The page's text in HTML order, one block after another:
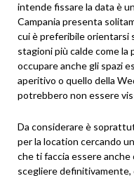
intende fissare la data è
Campania presenta
cui è preferibile orientarsi
stagioni più calde come la
occupare anche gli spazi
aperitivo o quello della
potrebbero non essere
Da considerare è
per la location cercando
che ti faccia essere
scegliere